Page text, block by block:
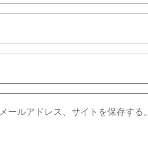
ルアドレス、サイトを保存する。